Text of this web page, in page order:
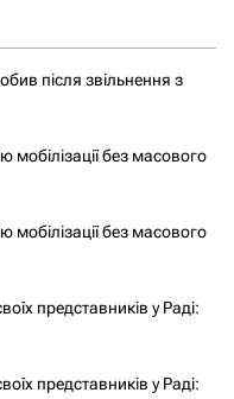
після звільнення з
без масового
без масового
представників у Раді:
представників у Раді: